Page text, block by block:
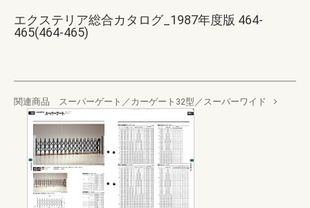
エクステリア総合カタログ_1987年度版 464-
465(464-465)
関連商品 スーパーゲート／カーゲート32型／スーパーワイド